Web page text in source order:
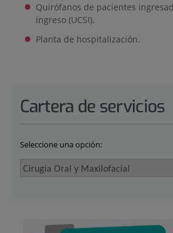
Quirófanos de pacientes
ingreso (UCSI).
Planta de hospitalización.
Cartera de servicios
Seleccione una opción: